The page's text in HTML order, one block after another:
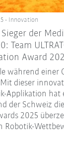
- Innovation
der
Team
Award
während einer
dieser
Applikation hat
der Schweiz
2025
Robotik-